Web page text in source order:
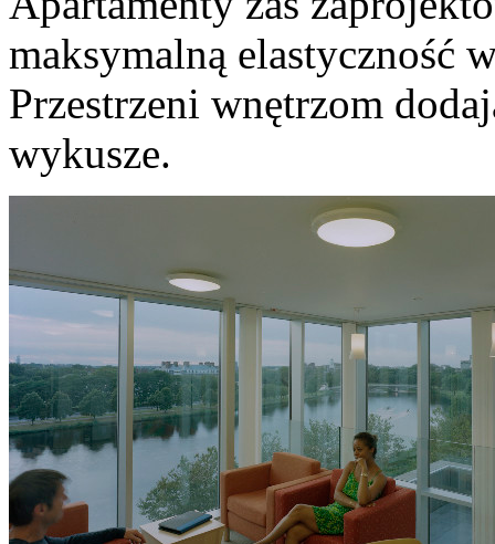
maksymalną elastyczność
Przestrzeni wnętrzom
wykusze.